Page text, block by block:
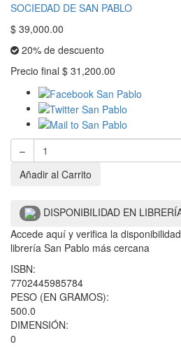
SOCIEDAD DE SAN PABLO
$ 39,000.00
20% de descuento
Precio final $ 31,200.00
–
Añadir al Carrito
DISPONIBILIDAD EN
Accede aquí y verifica la
librería San Pablo más cercana
ISBN:
7702445985784
PESO (EN GRAMOS):
500.0
DIMENSIÓN:
0